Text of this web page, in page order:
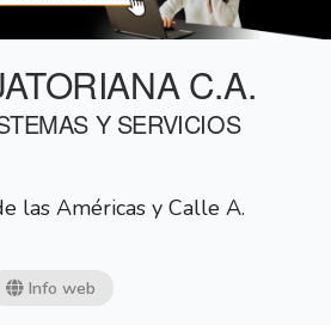
C.A.
Y SERVICIOS
las Américas y Calle A.
Info web